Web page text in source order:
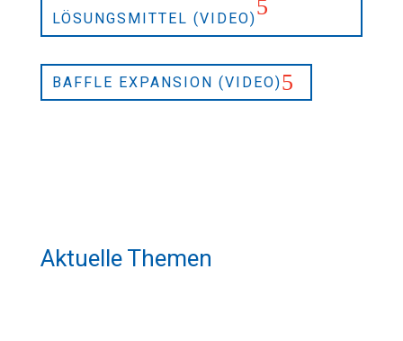
LÖSUNGSMITTEL (VIDEO)
BAFFLE EXPANSION (VIDEO)
Aktuelle Themen